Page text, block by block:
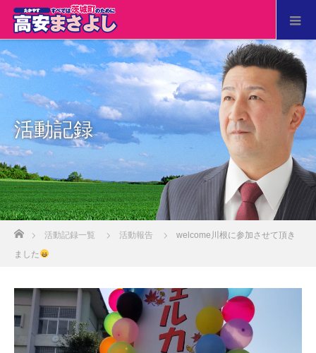
活動記録
ホーム
活動記録一覧 活動報告
welcome川根に参加させて頂き
ました